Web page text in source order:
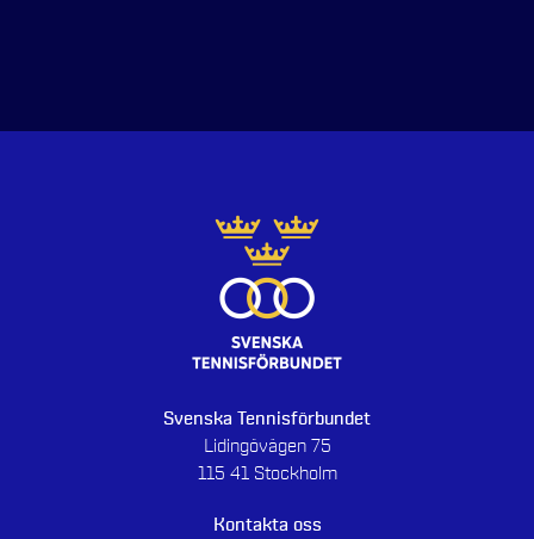
Svenska Tennisförbundet
Lidingövägen 75
115 41 Stockholm
Kontakta oss